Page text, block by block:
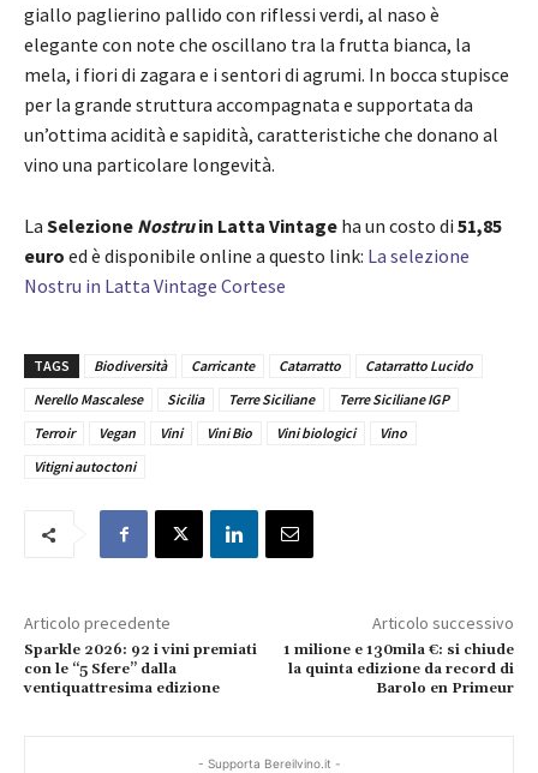
giallo paglierino pallido con riflessi verdi, al naso è
elegante con note che oscillano tra la frutta bianca, la
mela, i fiori di zagara e i sentori di agrumi. In bocca stupisce
per la grande struttura accompagnata e supportata da
un’ottima acidità e sapidità, caratteristiche che donano al
vino una particolare longevità.
La Selezione Nostruin Latta Vintage ha un costo di 51,85
euro ed è disponibile online a questo link: La selezione
Nostru in Latta Vintage Cortese
TAGS Biodiversità Carricante Catarratto
Catarratto Lucido
Nerello Mascalese
Sicilia Terre Siciliane
Terre Siciliane IGP
Terroir
Vegan Vini Vini Bio Vini biologici
Vino
Vitigni autoctoni
Articolo precedente
Sparkle 2026: 92 i vini premiati
con le “5 Sfere” dalla
ventiquattresima edizione
Articolo successivo
1 milione e 130mila €: si chiude
la quinta edizione da record di
Barolo en Primeur
- Supporta Bereilvino.it -